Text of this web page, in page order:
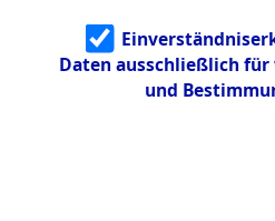
Identifizierun
g
5.3.3
Todesmärsch
Daten ausschließlich
und